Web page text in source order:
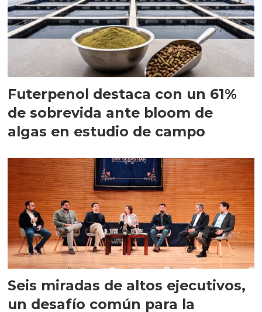
Futerpenol destaca con un 61%
de sobrevida ante bloom de
algas en estudio de campo
Seis miradas de altos ejecutivos,
un desafío común para la